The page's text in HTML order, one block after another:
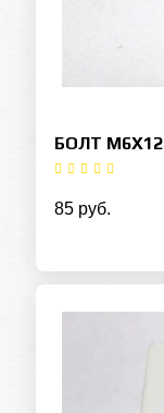
БОЛТ M6Х12
85 руб.